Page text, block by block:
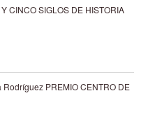
CINCO SIGLOS DE HISTORIA
PREMIO CENTRO DE